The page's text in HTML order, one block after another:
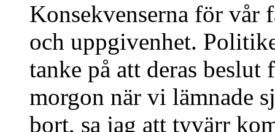
Konsekvenserna för vår
och uppgivenhet.
tanke på att deras beslut
morgon när vi lämnade
bort, sa jag att tyvärr